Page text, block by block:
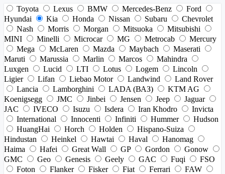
Toyota Lexus BMW Mercedes-Benz
Ford
Hyundai
Kia Honda Nissan Subaru
Chevrolet
Nash
Morris Morgan Mitsuoka
Mitsubishi
MINI
Minelli Microcar MG Metrocab
Mercury
Mega
McLaren Mazda Maybach
Maserati
Maruti
Marussia Marlin Marcos
Mahindra
Luxgen
Lucid LTI Lotus Logem
Lincoln
Ligier
Lifan Liebao Motor Landwind
Land Rover
Lancia
Lamborghini LADA (ВАЗ)
KTM AG
Koenigsegg
JMC Jinbei Jensen Jeep
Jaguar
JAC
IVECO Isuzu Isdera Iran Khodro
Invicta
International
Innocenti Infiniti Hummer
Hudson
HuangHai
Horch Holden
Hispano-Suiza
Hindustan
Heinkel Hawtai Haval
Hanomag
Haima
Hafei Great Wall GP Gordon
Gonow
GMC
Geo Genesis Geely GAC Fuqi
FSO
Foton
Flanker Fisker Fiat Ferrari
FAW